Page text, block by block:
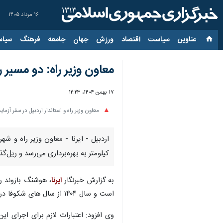
۱۶ مرداد ۱۴۰۵
عناوین‌ سیاست اقتصاد ورزش جهان جامعه فرهنگ
معاون وزیر راه: دو
۱۷ بهمن ۱۴۰۴، ۱۲:۲۳